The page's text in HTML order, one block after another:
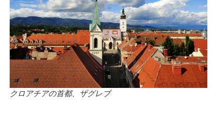
クロアチアの首都、ザグレブ